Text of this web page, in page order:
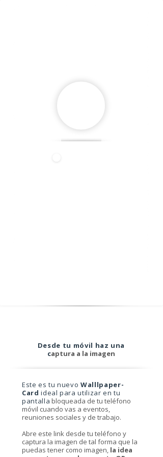
Desde tu móvil haz una
captura a la imagen
Este es tu nuevoWalllpaper-
Card ideal para utilizar en tu
pantalla bloqueada de tu teléfono
móvil cuando vas a eventos,
reuniones sociales y de trabajo.
Abre este link desde tu teléfono y
captura la imagen de tal forma que la
puedas tener como imagen, la idea